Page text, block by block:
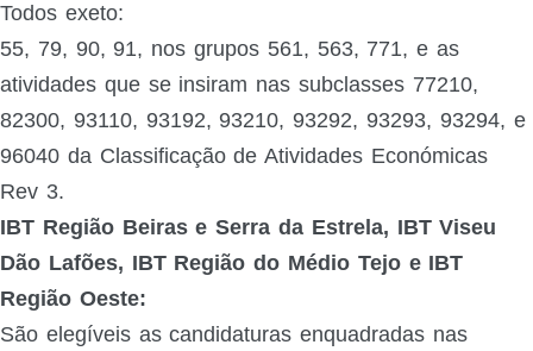
Todos exeto:
55, 79, 90, 91, nos grupos 561, 563, 771, e as
atividades que se insiram nas subclasses 77210,
82300, 93110, 93192, 93210, 93292, 93293, 93294, e
96040 da Classificação de Atividades Económicas
Rev 3.
IBT Região Beiras e Serra da Estrela, IBT Viseu
Dão Lafões, IBT Região do Médio Tejo e IBT
Região Oeste:
São elegíveis as candidaturas enquadradas nas